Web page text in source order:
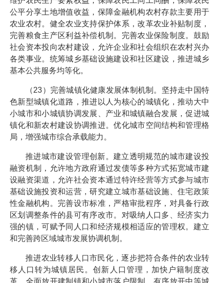
公平分享土地增值收益，保障金融机构农村存款主要用于
农业农村。健全农业支持保护体系，改革农业补贴制度，
完善粮食主产区利益补偿机制。完善农业保险制度。鼓励
社会资本投向农村建设，允许企业和社会组织在农村兴办
各类事业。统筹城乡基础设施建设和社区建设，推进城乡
基本公共服务均等化。
（23）完善城镇化健康发展体制机制。坚持走中国特
色新型城镇化道路，推进以人为核心的城镇化，推动大中
小城市和小城镇协调发展、产业和城镇融合发展，促进城
镇化和新农村建设协调推进。优化城市空间结构和管理格
局，增强城市综合承载能力。
推进城市建设管理创新。建立透明规范的城市建设投
融资机制，允许地方政府通过发债等多种方式拓宽城市建
设融资渠道，允许社会资本通过特许经营等方式参与城市
基础设施投资和运营，研究建立城市基础设施、住宅政策
性金融机构。完善设市标准，严格审批程序，对具备行政
区划调整条件的县可有序改市。对吸纳人口多、经济实力
强的镇，可赋予同人口和经济规模相适应的管理权。建立
和完善跨区域城市发展协调机制。
推进农业转移人口市民化，逐步把符合条件的农业转
移人口转为城镇居民。创新人口管理，加快户籍制度改